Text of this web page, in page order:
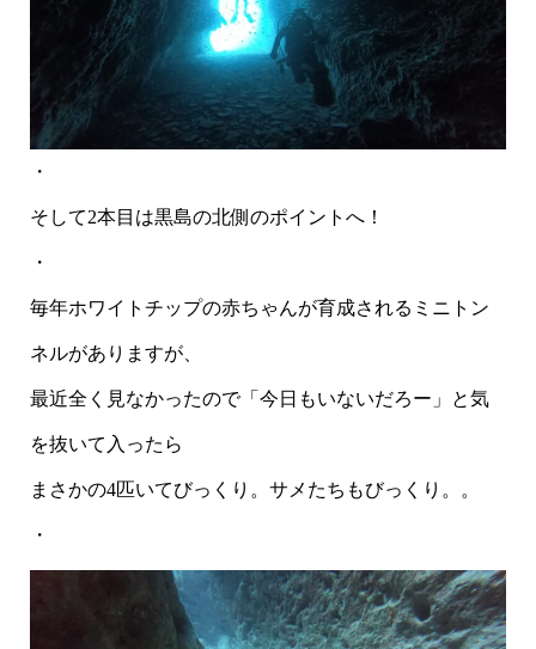
・
そして2本目は黒島の北側のポイントへ！
・
毎年ホワイトチップの赤ちゃんが育成されるミニトン
ネルがありますが、
最近全く見なかったので「今日もいないだろー」と気
を抜いて入ったら
まさかの4匹いてびっくり。サメたちもびっくり。。
・